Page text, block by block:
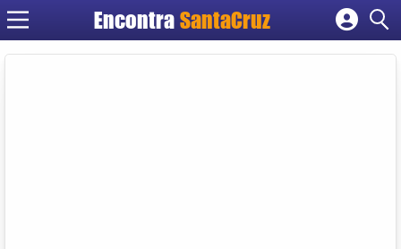
Encontra
Cadastrar empresa